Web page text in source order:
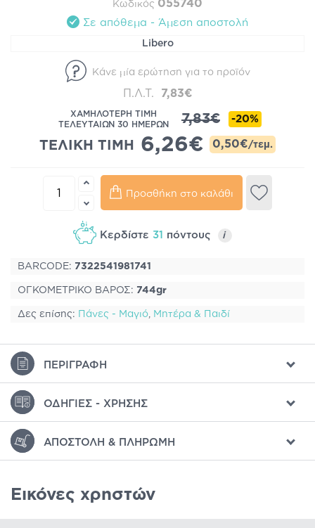
Κωδικός 055740
Σε απόθεμα - Άμεση αποστολή
Libero
Κάνε μία ερώτηση για το προϊόν
Π.Λ.Τ. 7,83€
ΧΑΜΗΛΟΤΕΡΗ ΤΙΜΗ
ΤΕΛΕΥΤΑΙΩΝ 30 ΗΜΕΡΩΝ
7,83€ -20%
ΤΕΛΙΚΗ ΤΙΜΗ 6,26€ 0,50€/τεμ.
Προσθήκη στο καλάθι
Κερδίστε 31 πόντους i
BARCODE: 7322541981741
ΟΓΚΟΜΕΤΡΙΚΟ ΒΑΡΟΣ: 744gr
Δες επίσης: Πάνες - Μαγιό, Μητέρα & Παιδί
ΠΕΡΙΓΡΑΦΉ
ΟΔΗΓΊΕΣ - ΧΡΉΣΗΣ
ΑΠΟΣΤΟΛΉ & ΠΛΗΡΩΜΉ
Εικόνες χρηστών